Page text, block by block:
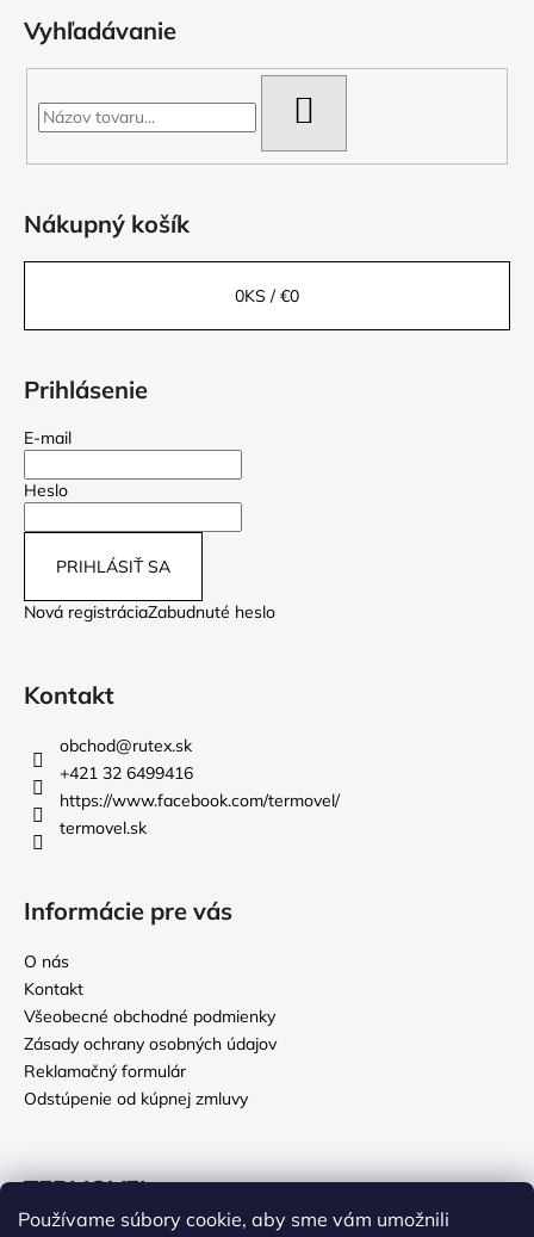
Používame súbory cookie, aby sme vám umožnili
Vyhľadávanie
Nákupný košík
0KS /€0
Prihlásenie
E-mail
Heslo
PRIHLÁSIŤ SA
Nová registráciaZabudnuté heslo
Kontakt
obchod@rutex.sk
+421 32 6499416
https://www.facebook.com/termovel/
termovel.sk
Informácie pre vás
O nás
Kontakt
Všeobecné obchodné podmienky
Zásady ochrany osobných údajov
Reklamačný formulár
Odstúpenie od kúpnej zmluvy
TERMOVEL